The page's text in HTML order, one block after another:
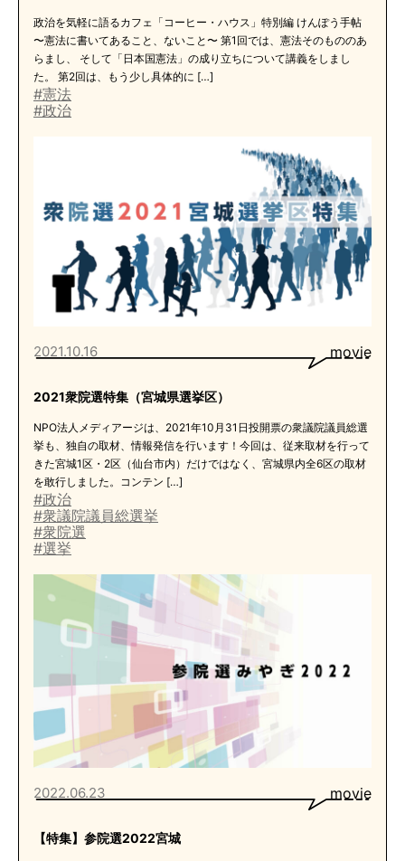
政治を気軽に語るカフェ「コーヒー・ハウス」特別編 けんぽう手帖
〜憲法に書いてあること、ないこと〜 第1回では、憲法そのもののあ
らまし、 そして「日本国憲法」の成り立ちについて講義をしまし
た。 第2回は、もう少し具体的に […]
#憲法
#政治
2021.10.16 movie
2021衆院選特集（宮城県選挙区）
NPO法人メディアージは、2021年10月31日投開票の衆議院議員総選
挙も、独自の取材、情報発信を行います！今回は、従来取材を行って
きた宮城1区・2区（仙台市内）だけではなく、宮城県内全6区の取材
を敢行しました。コンテン […]
#政治
#衆議院議員総選挙
#衆院選
#選挙
2022.06.23 movie
【特集】参院選2022宮城